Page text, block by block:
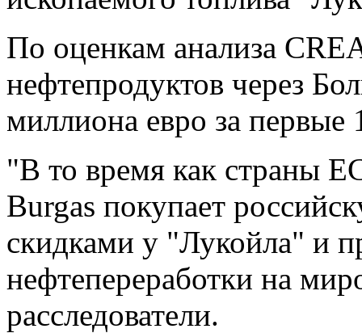
По оценкам анализа
нефтепродуктов через
миллиона евро за первые
"В то время как страны
Burgas покупает
скидками у "Лукойла" и
нефтепереработки на
расследователи.